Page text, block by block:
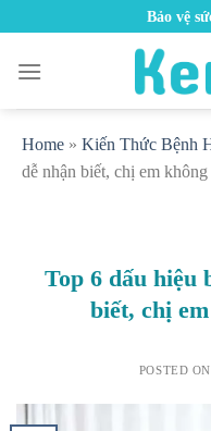
content
Bảo vệ
Home » Kiến Thức Bệnh
dễ nhận biết, chị em không
Top 6 dấu hiệu
biết, chị
POSTED ON